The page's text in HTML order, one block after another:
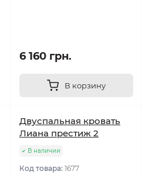
6 160 грн.
В корзину
Двуспальная кровать
Лиана престиж 2
В наличии
Код товара: 1677